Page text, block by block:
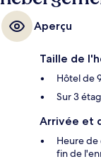
Aperçu
Taille de
Hôtel de
Sur 3
Arrivée et
Heure
fin de